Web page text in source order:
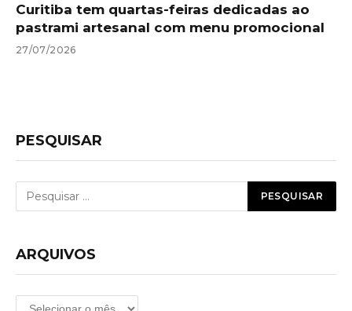
Curitiba tem quartas-feiras dedicadas ao
pastrami artesanal com menu promocional
27/07/2026
PESQUISAR
ARQUIVOS
Arquivos